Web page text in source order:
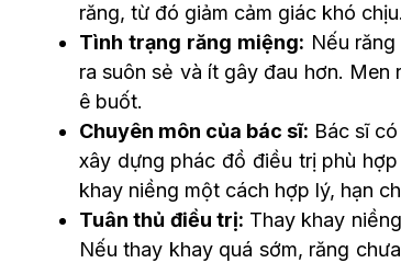
răng, từ đó giảm cảm giác khó chịu.
Tình trạng răng miệng: Nếu
ra suôn sẻ và ít gây đau hơn.
ê buốt.
Chuyên môn của bác sĩ: Bác sĩ
xây dựng phác đồ điều trị phù
khay niềng một cách hợp lý, hạn
Tuân thủ điều trị: Thay khay
Nếu thay khay quá sớm, răng